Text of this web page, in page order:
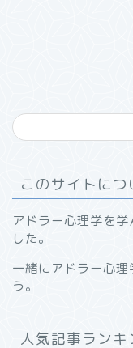
このサイトにつ
アドラー心理学を
した。
一緒にアドラー心
う。
人気記事ランキ